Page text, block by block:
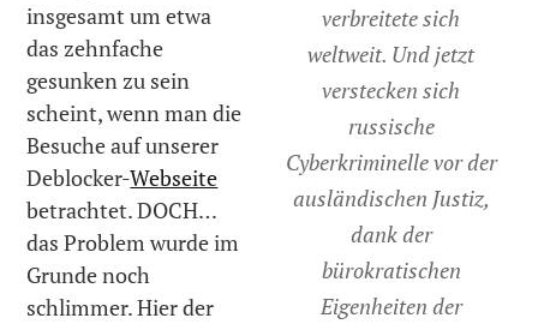
verbreitete sich
weltweit. Und jetzt
verstecken sich
russische
Cyberkriminelle vor der
ausländischen Justiz,
dank der
bürokratischen
Eigenheiten der
insgesamt um etwa
das zehnfache
gesunken zu sein
scheint, wenn man die
Besuche auf unserer
Deblocker-Webseite
betrachtet. DOCH…
das Problem wurde im
Grunde noch
schlimmer. Hier der